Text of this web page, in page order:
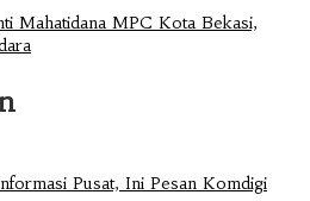
Mahatidana MPC Kota Bekasi,
Pusat, Ini Pesan Komdigi